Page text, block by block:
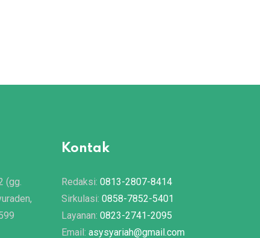
(gg.
Kontak
Redaksi: 0813-2807-8414
Sirkulasi: 0858-7852-5401
Layanan: 0823-2741-2095
Email: asysyariah@gmail.com